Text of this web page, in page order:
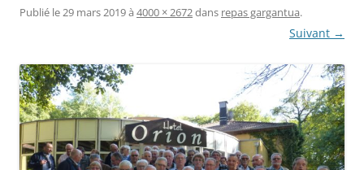
Publié le29 mars 2019à 4000 × 2672dans repas gargantua.
Suivant →